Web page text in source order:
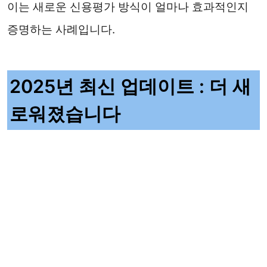
이는 새로운 신용평가 방식이 얼마나 효과적인지
증명하는 사례입니다.
2025년 최신 업데이트 : 더 새
로워졌습니다